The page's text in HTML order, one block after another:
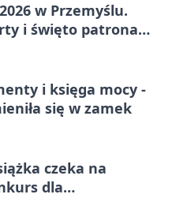
w Przemyślu.
i święto patrona
i księga mocy -
się w zamek
czeka na
dla